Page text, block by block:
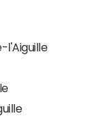
l'Aiguille